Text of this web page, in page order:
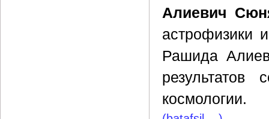
Алиевич
астрофизики
Рашида
результатов
космологии.